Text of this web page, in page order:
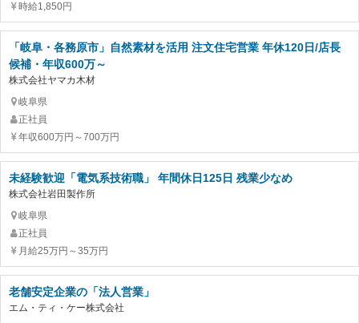
時給1,850円
「岐阜・各務原市」自然素材を活用 注文住宅営業 年休120日/店長
候補・年収600万～
株式会社ヤマカ木材
岐阜県
正社員
年収600万円～700万円
未経験歓迎「電気系技術職」 年間休日125日 残業少なめ
株式会社岩田製作所
岐阜県
正社員
月給25万円～35万円
老舗安定企業の「法人営業」
エム・ティ・ケー株式会社